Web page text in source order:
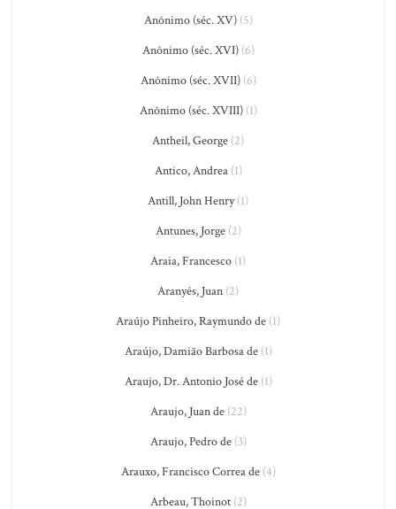
Anônimo (séc. XV)(5)
Anônimo (séc. XVI)(6)
Anônimo (séc. XVII)(6)
Anônimo (séc. XVIII)(1)
Antheil, George (2)
Antico, Andrea(1)
Antill, John Henry(1)
Antunes, Jorge(2)
Araia, Francesco (1)
Aranyés, Juan (2)
Araújo Pinheiro, Raymundo de (1)
Araújo, Damião Barbosa de(1)
Araujo, Dr. Antonio José de(1)
Araujo, Juan de(22)
Araujo, Pedro de(3)
Arauxo, Francisco Correa de(4)
Arbeau, Thoinot(2)